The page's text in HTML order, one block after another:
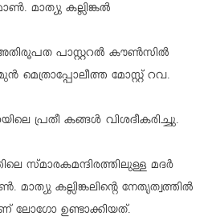
മാത്യു കല്ലിങ്കൽ
പാസ്റ്ററൽ കൗൺസിൽ
മോസ്റ്റ് റവ.
പ്രതീ കങ്ങൾ വിശദീകരിച്ചു.
സ്മാരകമന്ദിരത്തിലുള്ള മദർ
കല്ലിങ്കലിന്റെ നേതൃത്വത്തിൽ
ലോഗോ ഉണ്ടാക്കിയത്.